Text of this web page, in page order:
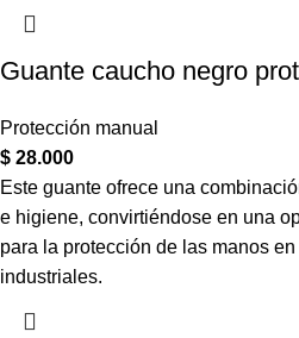
Guante caucho negro
Protección manual
$ 28.000
Este guante ofrece una
e higiene, convirtiéndose en una
para la protección de las manos
industriales.